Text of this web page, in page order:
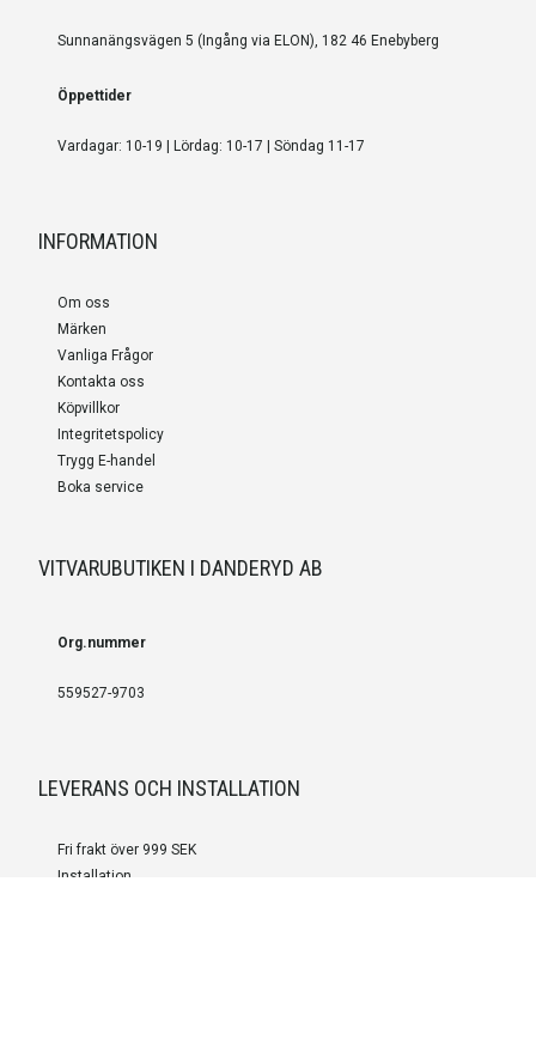
Sunnanängsvägen 5 (Ingång via ELON), 182 46 Enebyberg
Öppettider
Vardagar: 10-19 | Lördag: 10-17 | Söndag 11-17
INFORMATION
Om oss
Märken
Vanliga Frågor
Kontakta oss
Köpvillkor
Integritetspolicy
Trygg E-handel
Boka service
VITVARUBUTIKEN I DANDERYD AB
Org.nummer
559527-9703
LEVERANS OCH INSTALLATION
Fri frakt över 999 SEK
Installation